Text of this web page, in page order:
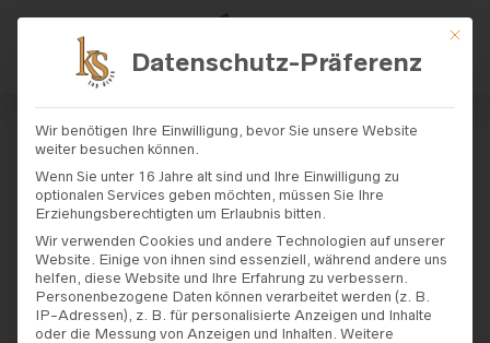
START/SHOP/ BRAUTKLEIDER/AMÉLI
/ AMELIÉ – MODELL „30155W“
Amelié – Modell
„30155W“
Mit
Datenschutz-Präferenz
Wir benötigen Ihre Einwilligung, bevor Sie unsere Website
weiter besuchen können.
Wenn Sie unter 16 Jahre alt sind und Ihre Einwilligung zu
optionalen Services geben möchten, müssen Sie Ihre
Erziehungsberechtigten um Erlaubnis bitten.
Wir verwenden Cookies und andere Technologien auf unserer
Website. Einige von ihnen sind essenziell, während andere uns
helfen, diese Website und Ihre Erfahrung zu verbessern.
Personenbezogene Daten können verarbeitet werden (z. B.
IP-Adressen), z. B. für personalisierte Anzeigen und Inhalte
oder die Messung von Anzeigen und Inhalten. Weitere